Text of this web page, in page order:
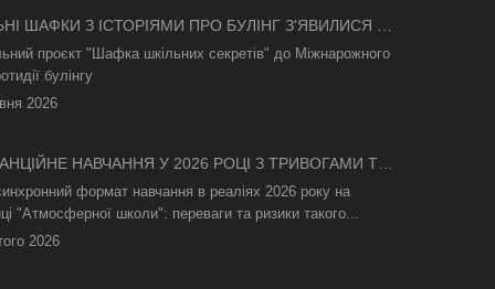
ШАФКИ З ІСТОРІЯМИ ПРО БУЛІНГ З'ЯВИЛИСЯ В
проєкт "Шафка шкільних секретів" до Міжнарожного
булінгу
2026
НАВЧАННЯ У 2026 РОЦІ З ТРИВОГАМИ ТА
ЯК АСИНХРОННИЙ ФОРМАТ РЯТУЄ
ПРОЦЕС
формат навчання в реаліях 2026 року на
"Атмосферної школи": переваги та ризики такого...
2026